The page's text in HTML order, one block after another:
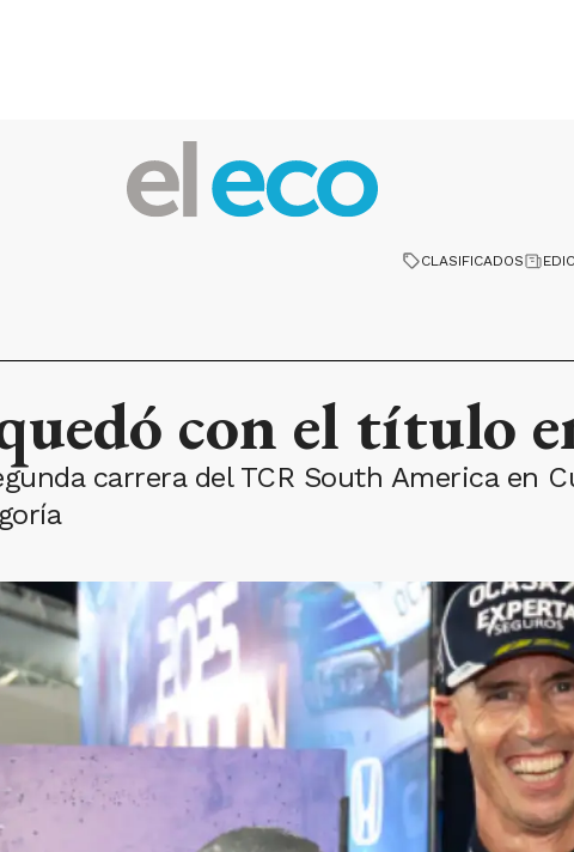
CLASIFICADOS
con el título
carrera del TCR South America en